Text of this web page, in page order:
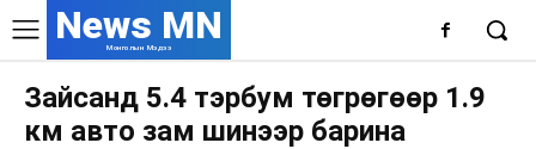
News MN
Монголын Мэдээ
Зайсанд 5.4 тэрбум төгрөгөөр 1.9
км авто зам шинээр барина